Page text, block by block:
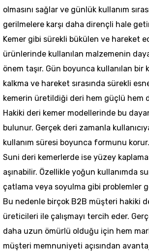
olmasını sağlar ve günlük kullanım
gerilmelere karşı daha dirençli hale
Kemer gibi sürekli bükülen ve hareket
ürünlerinde kullanılan malzemenin
önem taşır. Gün boyunca kullanılan bir
kalkma ve hareket sırasında sürekli
kemerin üretildiği deri hem güçlü hem
Hakiki deri kemer modellerinde bu
bulunur. Gerçek deri zamanla
kullanım süresi boyunca formunu korur.
Suni deri kemerlerde ise yüzey
aşınabilir. Özellikle yoğun kullanımda
çatlama veya soyulma gibi problemler
Bu nedenle birçok B2B müşteri hakiki
üreticileri ile çalışmayı tercih eder.
daha uzun ömürlü olduğu için hem
müşteri memnuniyeti açısından